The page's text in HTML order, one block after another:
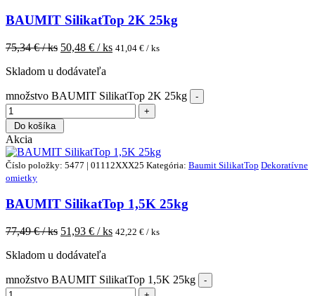
BAUMIT SilikatTop 2K 25kg
75,34€ / ks 50,48 € / ks 41,04 € / ks
Skladom u dodávateľa
množstvo BAUMIT SilikatTop 2K 25kg
Do košíka
Akcia
Číslo položky: 5477 | 01112XXX25 Kategória: Baumit SilikatTop Dekoratívne
omietky
BAUMIT SilikatTop 1,5K 25kg
77,49€ / ks 51,93 € / ks 42,22 € / ks
Skladom u dodávateľa
množstvo BAUMIT SilikatTop 1,5K 25kg